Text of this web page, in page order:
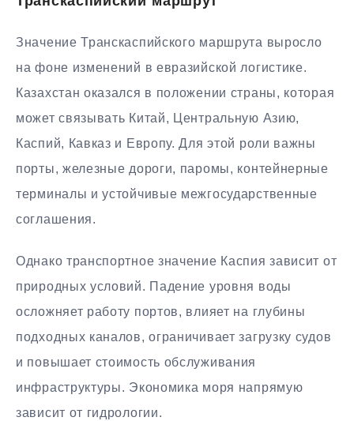
Значение Транскаспийского маршрута выросло
на фоне изменений в евразийской логистике.
Казахстан оказался в положении страны, которая
может связывать Китай, Центральную Азию,
Каспий, Кавказ и Европу. Для этой роли важны
порты, железные дороги, паромы, контейнерные
терминалы и устойчивые межгосударственные
соглашения.
Однако транспортное значение Каспия зависит от
природных условий. Падение уровня воды
осложняет работу портов, влияет на глубины
подходных каналов, ограничивает загрузку судов
и повышает стоимость обслуживания
инфраструктуры. Экономика моря напрямую
зависит от гидрологии.